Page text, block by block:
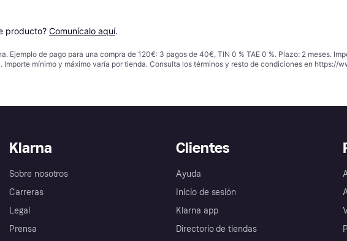
producto? Comunícalo aquí.
Ejemplo de pago para una compra de 120€: 3 pagos de 40€, TIN 0 % TAE 0 %. Plazo: 2 meses.
Importe mínimo y máximo varía por tienda. Consulta los términos y resto de condiciones en https://
Klarna
Sobre nosotros
Carreras
Legal
Prensa
Clientes
Ayuda
Inicio de sesión
Klarna app
Directorio de tiendas